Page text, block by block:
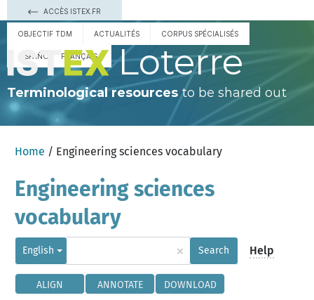
ACCÈS ISTEX.FR
OBJECTIF TDM ACTUALITÉS CORPUS SPÉCIALISÉS
ESPAÑOL FRANÇAIS Loterre
Terminological resourcesto be shared out
Home / Engineering sciences vocabulary
Engineering sciences
vocabulary
English × Search Help
ALIGN ANNOTATE DOWNLOAD